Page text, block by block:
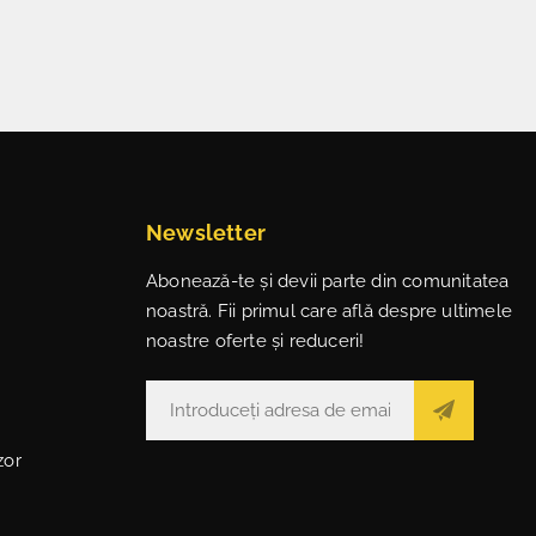
Newsletter
Abonează-te și devii parte din comunitatea
noastră. Fii primul care află despre ultimele
noastre oferte și reduceri!